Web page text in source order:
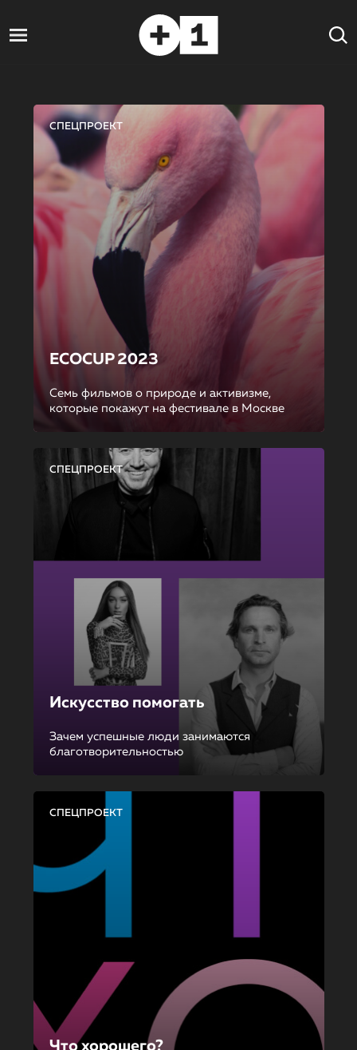
СПЕЦПРОЕКТ
ECOCUP 2023
Семь фильмов о природе и активизме,
которые покажут на фестивале в Москве
СПЕЦПРОЕКТ
Искусство помогать
Зачем успешные люди занимаются
благотворительностью
СПЕЦПРОЕКТ
Что хорошего?